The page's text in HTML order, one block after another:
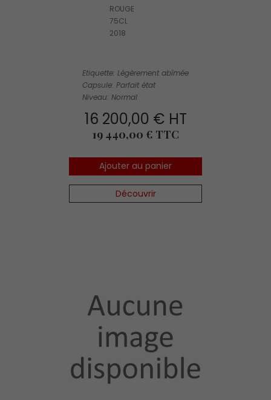
ROUGE
75CL
2018
Etiquette: Légèrement abîmée
Capsule: Parfait état
Niveau: Normal
16 200,00 € HT
Prix
19 440,00 € TTC
Ajouter au panier
Découvrir